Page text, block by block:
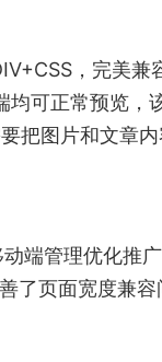
，完美兼
可正常预览，
把图片和文章
端管理优化推
了页面宽度兼容